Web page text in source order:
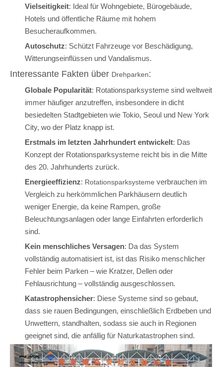
Vielseitigkeit: Ideal für Wohngebiete, Bürogebäude,
Hotels und öffentliche Räume mit hohem
Besucheraufkommen.
Autoschutz: Schützt Fahrzeuge vor Beschädigung,
Witterungseinflüssen und Vandalismus.
Interessante Fakten über Drehparken:
Globale Popularität: Rotationsparksysteme sind weltweit
immer häufiger anzutreffen, insbesondere in dicht
besiedelten Stadtgebieten wie Tokio, Seoul und New York
City, wo der Platz knapp ist.
Erstmals im letzten Jahrhundert entwickelt: Das
Konzept der Rotationsparksysteme reicht bis in die Mitte
des 20. Jahrhunderts zurück.
Energieeffizienz: Rotationsparksysteme verbrauchen im
Vergleich zu herkömmlichen Parkhäusern deutlich
weniger Energie, da keine Rampen, große
Beleuchtungsanlagen oder lange Einfahrten erforderlich
sind.
Kein menschliches Versagen: Da das System
vollständig automatisiert ist, ist das Risiko menschlicher
Fehler beim Parken – wie Kratzer, Dellen oder
Fehlausrichtung – vollständig ausgeschlossen.
Katastrophensicher: Diese Systeme sind so gebaut,
dass sie rauen Bedingungen, einschließlich Erdbeben und
Unwettern, standhalten, sodass sie auch in Regionen
geeignet sind, die anfällig für Naturkatastrophen sind.